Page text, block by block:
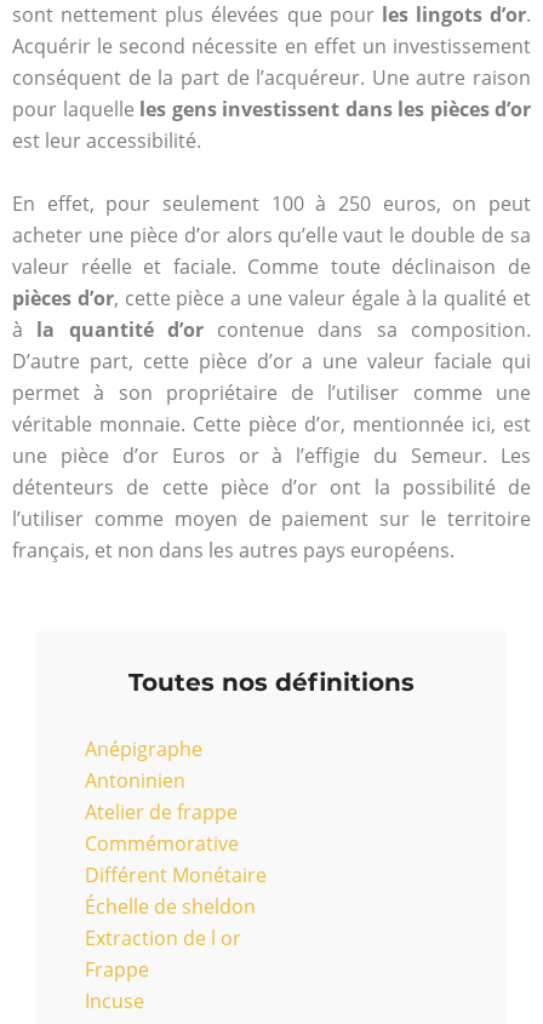
sont nettement plus élevées que pour les lingots d’or.
Acquérir le second nécessite en effet un investissement
conséquent de la part de l’acquéreur. Une autre raison
pour laquelle les gens investissent dans les pièces d’or
est leur accessibilité.
En effet, pour seulement 100 à 250 euros, on peut
acheter une pièce d’or alors qu’elle vaut le double de sa
valeur réelle et faciale. Comme toute déclinaison de
pièces d’or, cette pièce a une valeur égale à la qualité et
à la quantité d’orcontenue dans sa composition.
D’autre part, cette pièce d’or a une valeur faciale qui
permet à son propriétaire de l’utiliser comme une
véritable monnaie. Cette pièce d’or, mentionnée ici, est
une pièce d’or Euros or à l’effigie du Semeur. Les
détenteurs de cette pièce d’or ont la possibilité de
l’utiliser comme moyen de paiement sur le territoire
français, et non dans les autres pays européens.
Toutes nos définitions
Anépigraphe
Antoninien
Atelier de frappe
Commémorative
Différent Monétaire
Échelle de sheldon
Extraction de l or
Frappe
Incuse